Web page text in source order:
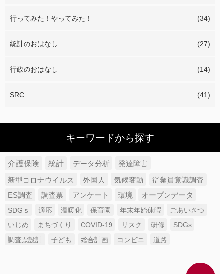
行ってみた！やってみた！ (34)
統計のおはなし (27)
行政のおはなし (14)
SRC (41)
キーワードから探す
介護保険 統計 データ分析
発達障害
新型コロナウイルス
外国人 気候変動
従業員意識調査
ES調査
調査票 アンケート 環境
オープンデータ
SDGｓ
適応 温暖化 保育園 年末年始休暇
ごあいさつ
いじめ
まちづくり COVID-19 リスク 研修
SDGs
調査票設計
子ども 総合計画 コンビニ 道路